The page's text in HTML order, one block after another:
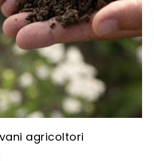
agricoltori